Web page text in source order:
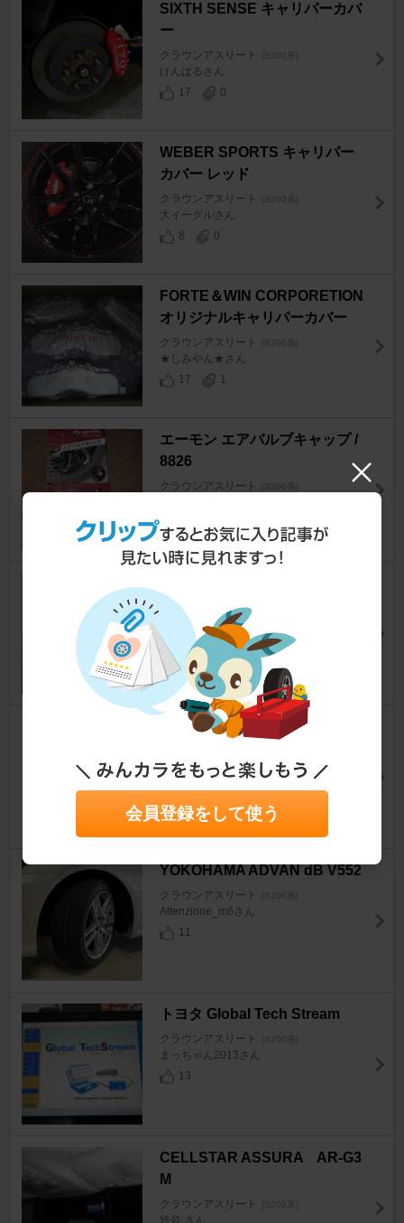
SIXTH SENSE キャリパーカバ
ー
クラウンアスリート
けんぱるさん
17
0
WEBER SPORTS キャリパー
カバー レッド
クラウンアスリート
大イーグルさん
8
0
FORTE＆WIN CORPORETION
オリジナルキャリパーカバー
クラウンアスリート
★しみやん★さん
17
1
エーモン エアバルブキャップ /
8826
クラウンアスリート [S200系]
クラウンアスリート
クロロ一佐さん
トヨタ(純正) キャッスル SN 5W
クラウンアスリート [S200系]
とっくん0404さん
18
YOKOHAMA ADVAN dB V552
クラウンアスリート
Attenzione_m6さん
11
トヨタ Global Tech Stream
クラウンアスリート
まっちゃん2013さん
13
CELLSTAR ASSURA AR-G3
M
クラウンアスリート
会員登録をして使う